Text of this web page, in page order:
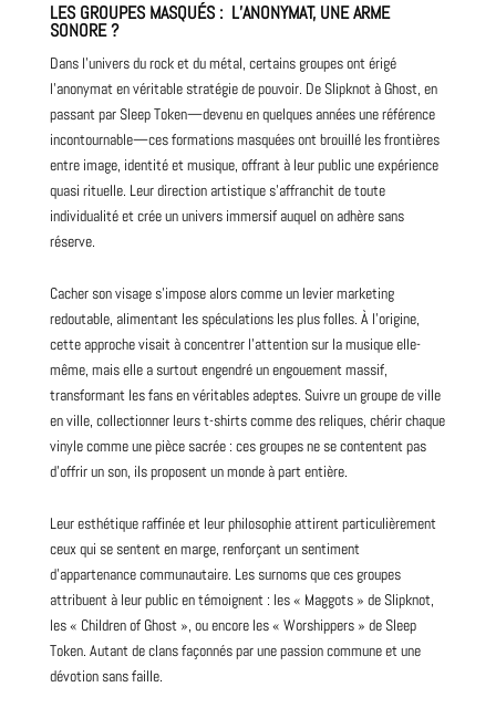
LES GROUPES MASQUÉS : L’ANONYMAT, UNE ARME
SONORE ?
Dans l’univers durocket du métal, certains groupes ont érigé
l’anonymat en véritable stratégie de pouvoir. DeSlipknotà Ghost, en
passant parSleep Token—devenu en quelques années une référence
incontournable—ces formations masquées ont brouillé les frontières
entre image, identité et musique, offrant à leur public une expérience
quasi rituelle. Leur direction artistique s’affranchit de toute
individualité et crée un univers immersif auquel on adhère sans
réserve.
Cacher son visage s’impose alors comme un levier marketing
redoutable, alimentant les spéculations les plus folles. À l’origine,
cette approche visait à concentrer l’attention sur la musique elle-
même, mais elle a surtout engendré un engouement massif,
transformant les fans en véritables adeptes. Suivre un groupe de ville
en ville, collectionner leurs t-shirts comme des reliques, chérir chaque
vinyle comme une pièce sacrée : ces groupes ne se contentent pas
d’offrir un son, ils proposent un monde à part entière.
Leur esthétique raffinée et leur philosophie attirent particulièrement
ceux qui se sentent en marge, renforçant un sentiment
d’appartenance communautaire. Les surnoms que ces groupes
attribuent à leur public en témoignent : les « Maggots » deSlipknot,
les « Children of Ghost », ou encore les « Worshippers » de Sleep
Token. Autant de clans façonnés par une passion commune et une
dévotion sans faille.